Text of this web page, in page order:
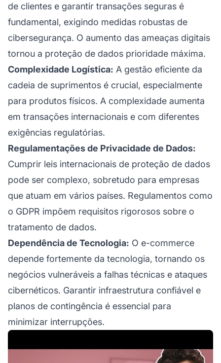
de clientes e garantir transações seguras é
fundamental, exigindo medidas robustas de
cibersegurança. O aumento das ameaças digitais
tornou a proteção de dados prioridade máxima.
Complexidade Logística: A gestão eficiente da
cadeia de suprimentos é crucial, especialmente
para produtos físicos. A complexidade aumenta
em transações internacionais e com diferentes
exigências regulatórias.
Regulamentações de Privacidade de Dados:
Cumprir leis internacionais de proteção de dados
pode ser complexo, sobretudo para empresas
que atuam em vários países. Regulamentos como
o GDPR impõem requisitos rigorosos sobre o
tratamento de dados.
Dependência de Tecnologia: O e-commerce
depende fortemente da tecnologia, tornando os
negócios vulneráveis a falhas técnicas e ataques
cibernéticos. Garantir infraestrutura confiável e
planos de contingência é essencial para
minimizar interrupções.